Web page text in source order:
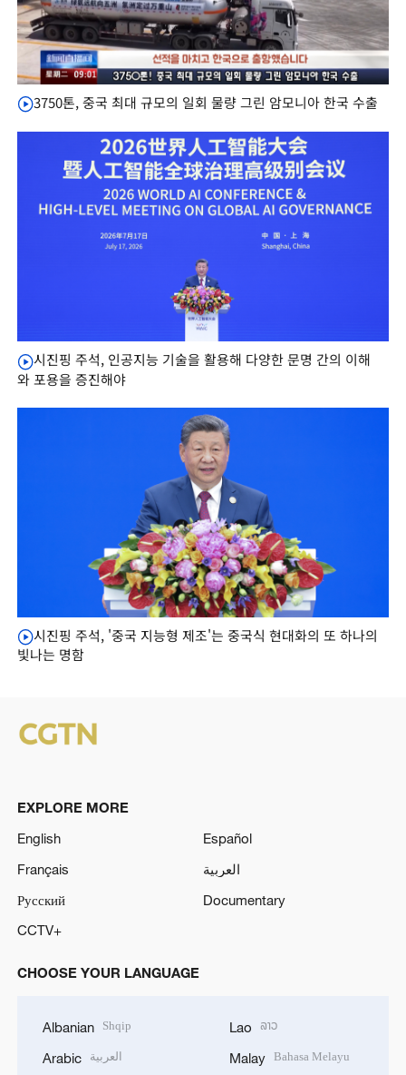
3750톤, 중국 최대 규모의 일회 물량 그린 암모니아 한국 수출
시진핑 주석, 인공지능 기술을 활용해 다양한 문명 간의 이해
와 포용을 증진해야
시진핑 주석, '중국 지능형 제조'는 중국식 현대화의 또 하나의
빛나는 명함
EXPLORE MORE
English
Español
Français
العربية
Русский
Documentary
CCTV+
CHOOSE YOUR LANGUAGE
Albanian Shqip
Arabic العربية
Lao ລາວ
Malay Bahasa Melayu